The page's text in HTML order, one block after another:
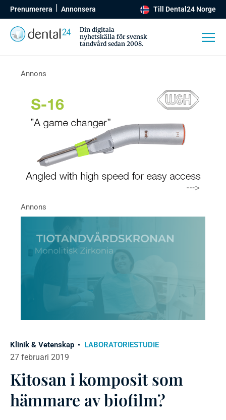
Prenumerera Annonsera Till Dental24 Norge
Din digitala
nyhetskälla för svensk
tandvård sedan 2008.
Klinik & Vetenskap LABORATORIESTUDIE
27 februari 2019
Kitosan i komposit som
hämmare av biofilm?